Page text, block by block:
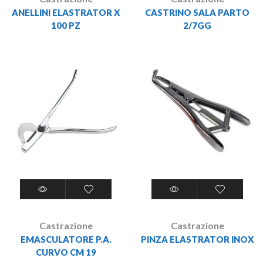
ANELLINI ELASTRATOR X
100 PZ
CASTRINO SALA PARTO
2/7GG
Castrazione
EMASCULATORE P.A.
CURVO CM 19
Castrazione
PINZA ELASTRATOR INOX